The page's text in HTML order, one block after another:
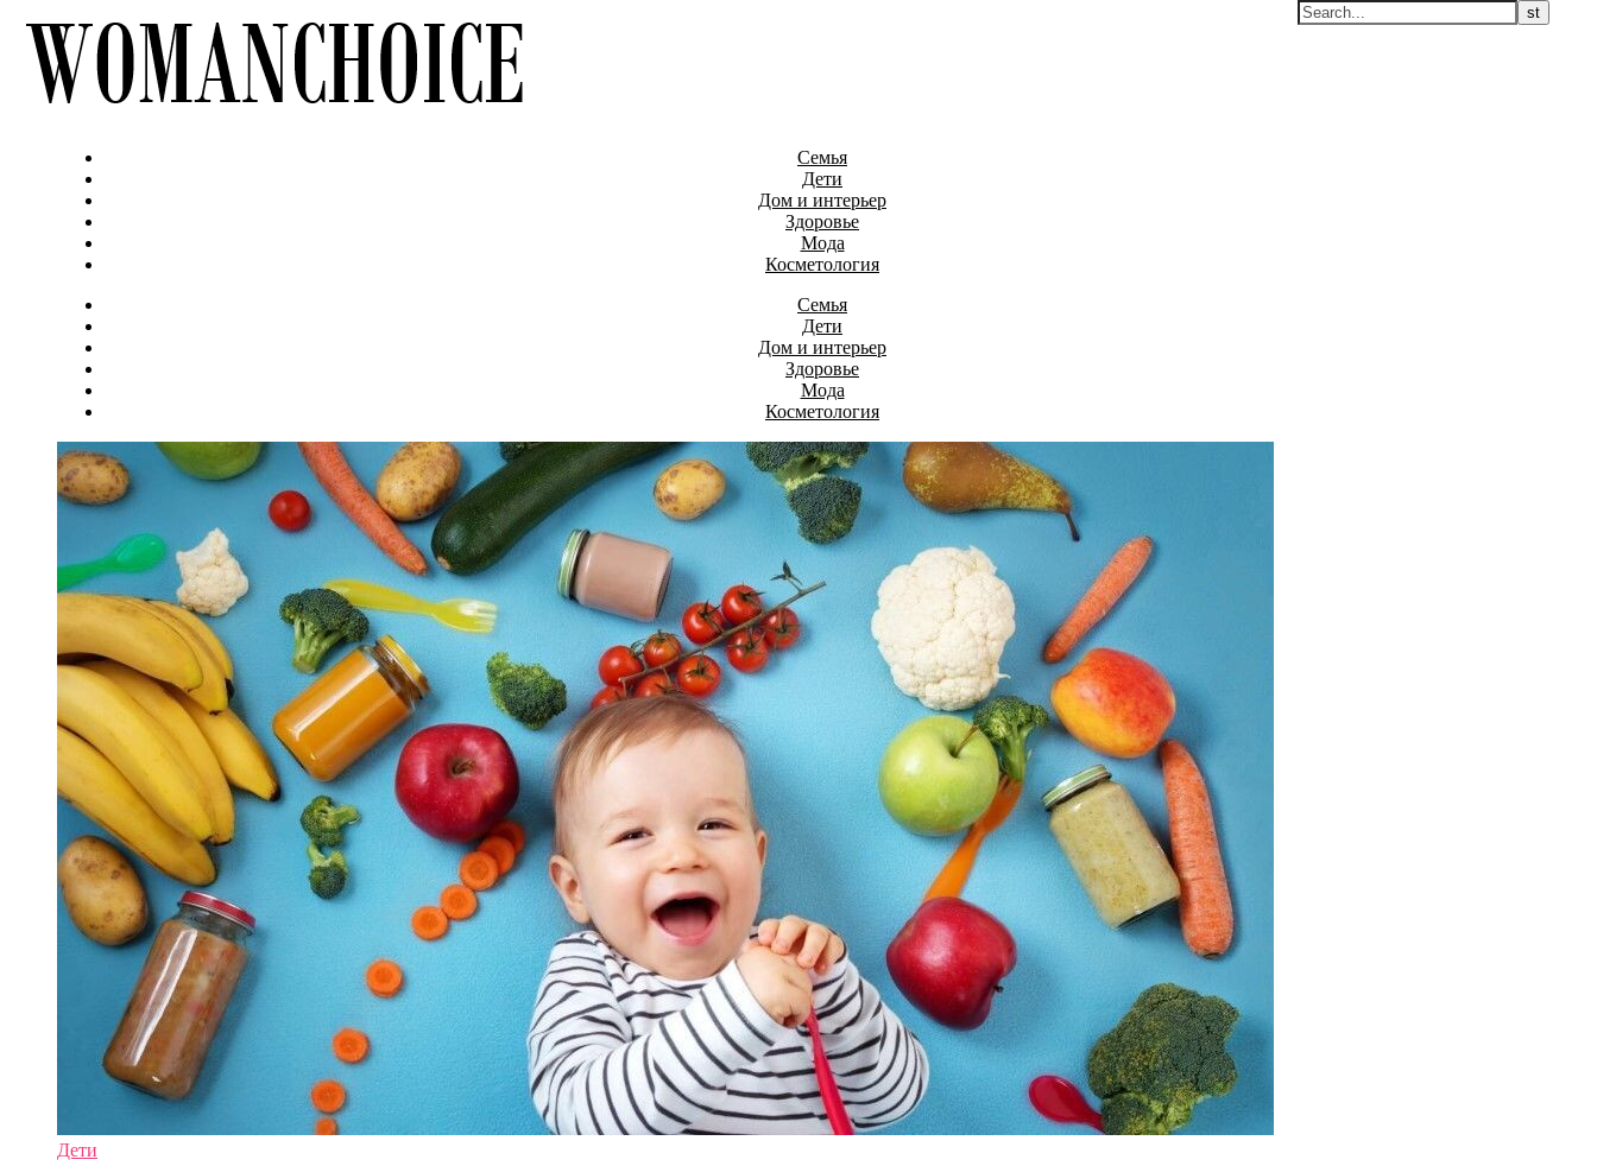
Семья
Дети
Дом и интерьер
Здоровье
Мода
Косметология
Семья
Дети
Дом и интерьер
Здоровье
Мода
Косметология
Дети